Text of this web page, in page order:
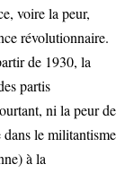
voire la peur,
révolutionnaire.
de 1930, la
partis
ni la peur de
dans le militantisme
à la